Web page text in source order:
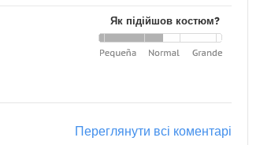
Як підійшов костюм?
Переглянути всі коментарі